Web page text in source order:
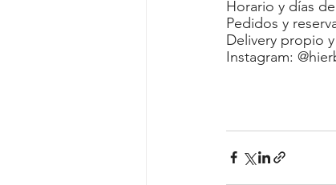
Horario y días
Pedidos y
Delivery propio
Instagram: